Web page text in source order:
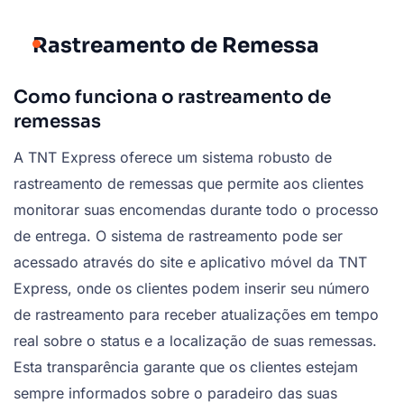
Rastreamento de Remessa
Como funciona o rastreamento de
remessas
A TNT Express oferece um sistema robusto de
rastreamento de remessas que permite aos clientes
monitorar suas encomendas durante todo o processo
de entrega. O sistema de rastreamento pode ser
acessado através do site e aplicativo móvel da TNT
Express, onde os clientes podem inserir seu número
de rastreamento para receber atualizações em tempo
real sobre o status e a localização de suas remessas.
Esta transparência garante que os clientes estejam
sempre informados sobre o paradeiro das suas